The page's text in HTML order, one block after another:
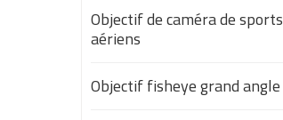
Objectif de caméra de sports
aériens
Objectif fisheye grand angle